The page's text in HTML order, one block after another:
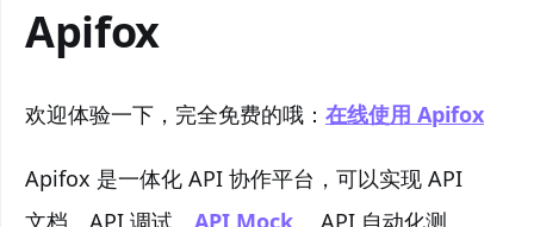
Apifox
欢迎体验一下，完全免费的哦： 在线使用 Apifox
Apifox 是一体化 API 协作平台，可以实现 API
文档、API 调试、 API Mock、 API 自动化测